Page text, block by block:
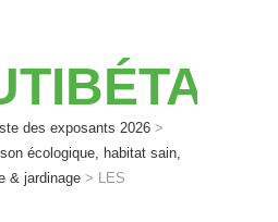
des exposants 2026 >
écologique, habitat sain,
& jardinage > LES